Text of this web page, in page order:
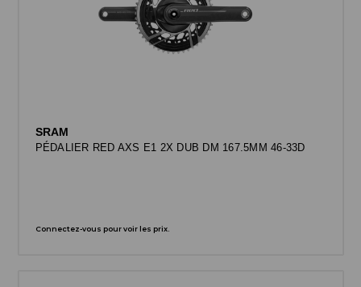
SRAM
PÉDALIER RED AXS E1 2X DUB DM 167.5MM 46-33D
Connectez-vous pour voir les prix.